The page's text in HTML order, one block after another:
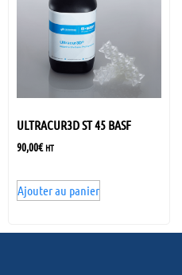
ULTRACUR3D ST 45 BASF
90,00€ HT
Ajouter au panier